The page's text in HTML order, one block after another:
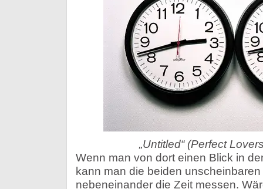
„Untitled“ (Perfect
Wenn man von dort einen Blick in
kann man die beiden
nebeneinander die Zeit messen.